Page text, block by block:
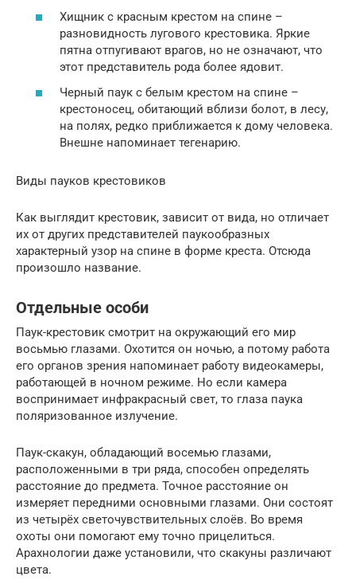
Хищник с красным крестом на спине –
разновидность лугового крестовика. Яркие
пятна отпугивают врагов, но не означают, что
этот представитель рода более ядовит.
Черный паук с белым крестом на спине –
крестоносец, обитающий вблизи болот, в лесу,
на полях, редко приближается к дому человека.
Внешне напоминает тегенарию.
Виды пауков крестовиков
Как выглядит крестовик, зависит от вида, но отличает
их от других представителей паукообразных
характерный узор на спине в форме креста. Отсюда
произошло название.
Отдельные особи
Паук-крестовик смотрит на окружающий его мир
восьмью глазами. Охотится он ночью, а потому работа
его органов зрения напоминает работу видеокамеры,
работающей в ночном режиме. Но если камера
воспринимает инфракрасный свет, то глаза паука
поляризованное излучение.
Паук-скакун, обладающий восемью глазами,
расположенными в три ряда, способен определять
расстояние до предмета. Точное расстояние он
измеряет передними основными глазами. Они состоят
из четырёх светочувствительных слоёв. Во время
охоты они помогают ему точно прицелиться.
Арахнологии даже установили, что скакуны различают
цвета.